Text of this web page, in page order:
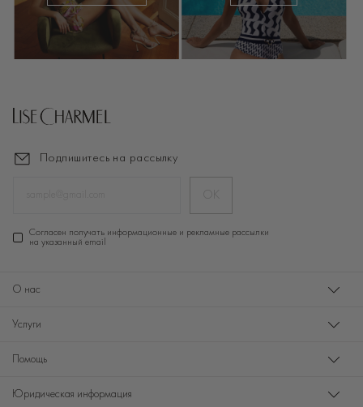
Подпишитесь на рассылку
Cогласен получать информационные и рекламные рассылки
на указанный email
О нас
Услуги
Помощь
Юридическая информация